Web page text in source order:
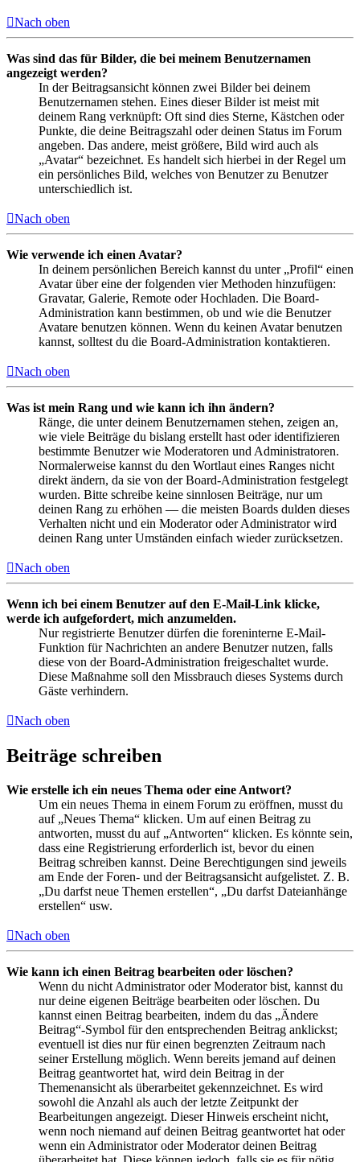
Nach oben
Was sind das für Bilder, die bei meinem Benutzernamen
angezeigt werden?
In der Beitragsansicht können zwei Bilder bei deinem
Benutzernamen stehen. Eines dieser Bilder ist meist mit
deinem Rang verknüpft: Oft sind dies Sterne, Kästchen oder
Punkte, die deine Beitragszahl oder deinen Status im Forum
angeben. Das andere, meist größere, Bild wird auch als
„Avatar“ bezeichnet. Es handelt sich hierbei in der Regel um
ein persönliches Bild, welches von Benutzer zu Benutzer
unterschiedlich ist.
Nach oben
Wie verwende ich einen Avatar?
In deinem persönlichen Bereich kannst du unter „Profil“ einen
Avatar über eine der folgenden vier Methoden hinzufügen:
Gravatar, Galerie, Remote oder Hochladen. Die Board-
Administration kann bestimmen, ob und wie die Benutzer
Avatare benutzen können. Wenn du keinen Avatar benutzen
kannst, solltest du die Board-Administration kontaktieren.
Nach oben
Was ist mein Rang und wie kann ich ihn ändern?
Ränge, die unter deinem Benutzernamen stehen, zeigen an,
wie viele Beiträge du bislang erstellt hast oder identifizieren
bestimmte Benutzer wie Moderatoren und Administratoren.
Normalerweise kannst du den Wortlaut eines Ranges nicht
direkt ändern, da sie von der Board-Administration festgelegt
wurden. Bitte schreibe keine sinnlosen Beiträge, nur um
deinen Rang zu erhöhen — die meisten Boards dulden dieses
Verhalten nicht und ein Moderator oder Administrator wird
deinen Rang unter Umständen einfach wieder zurücksetzen.
Nach oben
Wenn ich bei einem Benutzer auf den E-Mail-Link klicke,
werde ich aufgefordert, mich anzumelden.
Nur registrierte Benutzer dürfen die foreninterne E-Mail-
Funktion für Nachrichten an andere Benutzer nutzen, falls
diese von der Board-Administration freigeschaltet wurde.
Diese Maßnahme soll den Missbrauch dieses Systems durch
Gäste verhindern.
Nach oben
Beiträge schreiben
Wie erstelle ich ein neues Thema oder eine Antwort?
Um ein neues Thema in einem Forum zu eröffnen, musst du
auf „Neues Thema“ klicken. Um auf einen Beitrag zu
antworten, musst du auf „Antworten“ klicken. Es könnte sein,
dass eine Registrierung erforderlich ist, bevor du einen
Beitrag schreiben kannst. Deine Berechtigungen sind jeweils
am Ende der Foren- und der Beitragsansicht aufgelistet. Z. B.
„Du darfst neue Themen erstellen“, „Du darfst Dateianhänge
erstellen“ usw.
Nach oben
Wie kann ich einen Beitrag bearbeiten oder löschen?
Wenn du nicht Administrator oder Moderator bist, kannst du
nur deine eigenen Beiträge bearbeiten oder löschen. Du
kannst einen Beitrag bearbeiten, indem du das „Ändere
Beitrag“-Symbol für den entsprechenden Beitrag anklickst;
eventuell ist dies nur für einen begrenzten Zeitraum nach
seiner Erstellung möglich. Wenn bereits jemand auf deinen
Beitrag geantwortet hat, wird dein Beitrag in der
Themenansicht als überarbeitet gekennzeichnet. Es wird
sowohl die Anzahl als auch der letzte Zeitpunkt der
Bearbeitungen angezeigt. Dieser Hinweis erscheint nicht,
wenn noch niemand auf deinen Beitrag geantwortet hat oder
wenn ein Administrator oder Moderator deinen Beitrag